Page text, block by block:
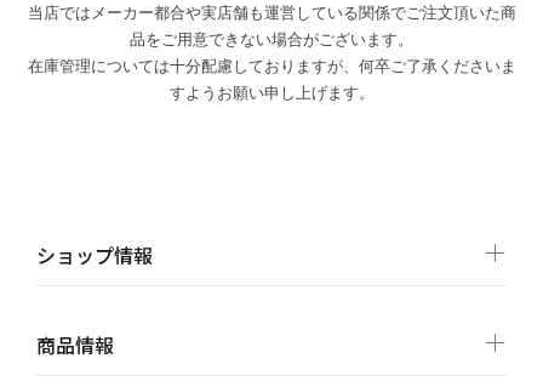
当店ではメーカー都合や実店舗も運営している関係でご注文頂いた商
品をご用意できない場合がございます。
在庫管理については十分配慮しておりますが、何卒ご了承くださいま
すようお願い申し上げます。
ショップ情報
商品情報